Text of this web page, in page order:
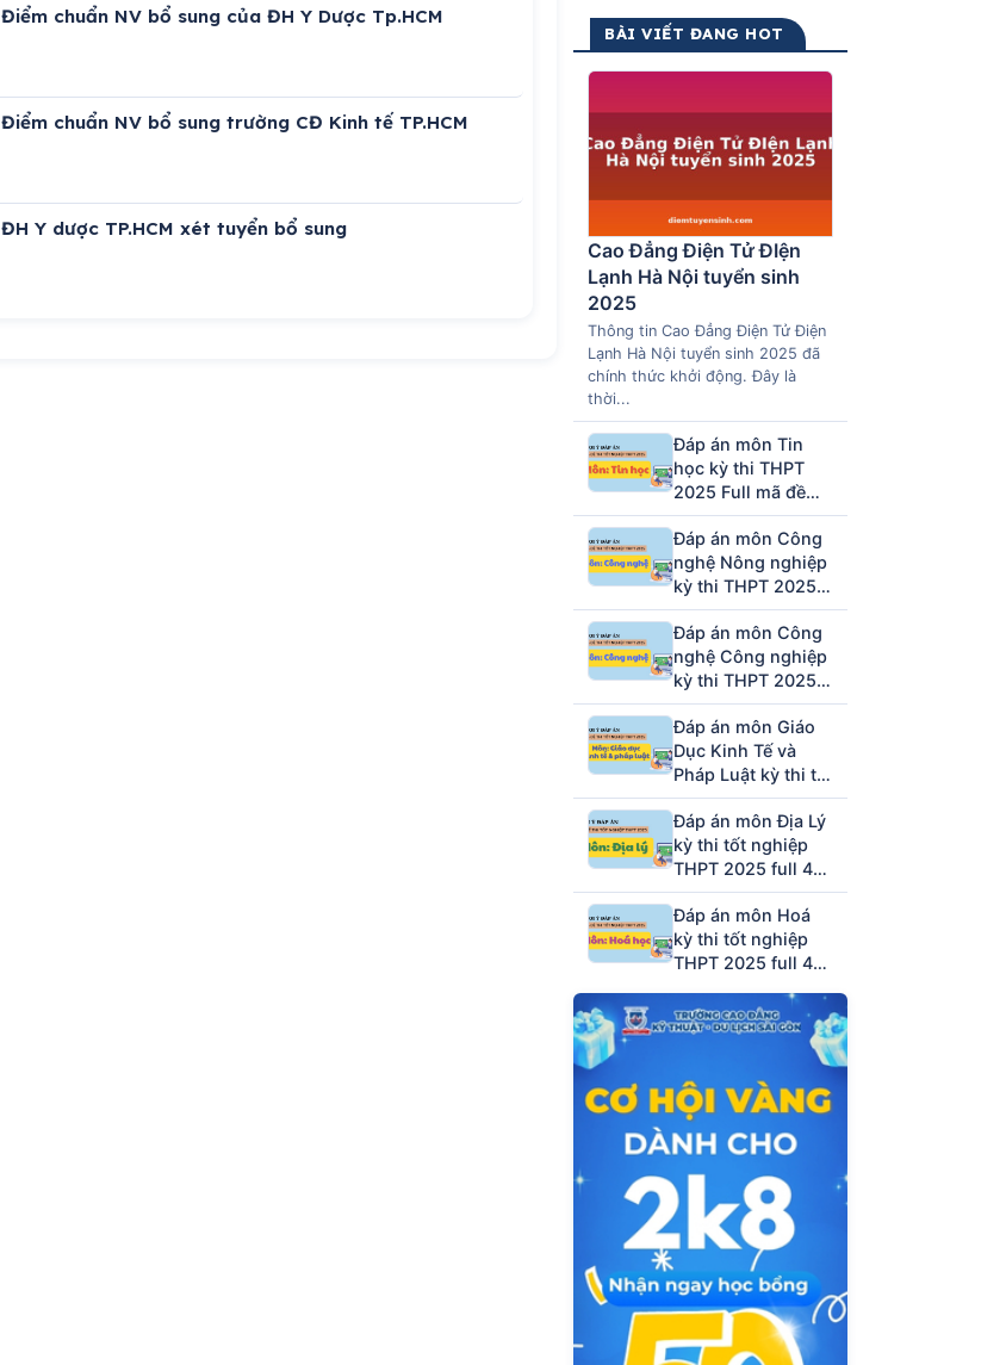
Điểm chuẩn NV bổ sung của ĐH Y Dược Tp.HCM
Điểm chuẩn NV bổ sung trường CĐ Kinh tế TP.HCM
ĐH Y dược TP.HCM xét tuyển bổ sung
BÀI VIẾT ĐANG HOT
Cao Đẳng Điện Tử ĐIện
Lạnh Hà Nội tuyển sinh
2025
Thông tin Cao Đẳng Điện Tử Điện
Lạnh Hà Nội tuyển sinh 2025 đã
chính thức khởi động. Đây là
thời...
Đáp án môn Tin
học kỳ thi THPT
2025 Full mã đề
(tham khảo)
Đáp án môn Công
nghệ Nông nghiệp
kỳ thi THPT 2025
full mã đề (tham
khảo)
Đáp án môn Công
nghệ Công nghiệp
kỳ thi THPT 2025
full mã đề (tham
khảo)
Đáp án môn Giáo
Dục Kinh Tế và
Pháp Luật kỳ thi tốt
nghiệp THPT 2025
full 48 mã đề
Đáp án môn Địa Lý
kỳ thi tốt nghiệp
THPT 2025 full 48
mã đề (tham khảo)
Đáp án môn Hoá
kỳ thi tốt nghiệp
THPT 2025 full 48